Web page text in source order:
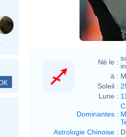
Né le :
à :
Soleil :
Lune :
Dominantes :
Astrologie Chinoise :